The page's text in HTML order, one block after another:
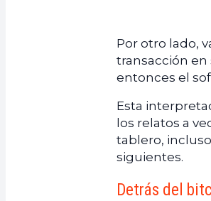
Por otro lado,
transacción en
entonces el
Esta
los relatos a
tablero,
siguientes.
Detrás del